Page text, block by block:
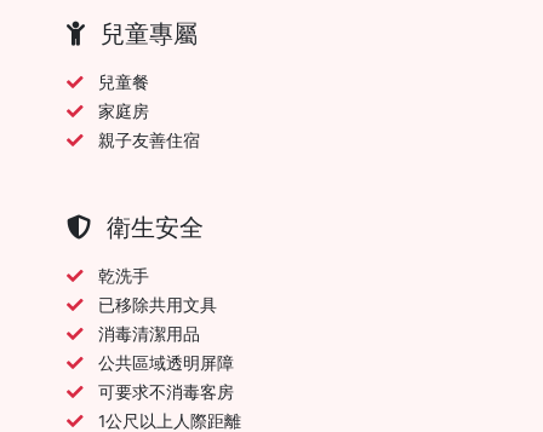
兒童專屬
兒童餐
家庭房
親子友善住宿
衛生安全
乾洗手
已移除共用文具
消毒清潔用品
公共區域透明屏障
可要求不消毒客房
1公尺以上人際距離